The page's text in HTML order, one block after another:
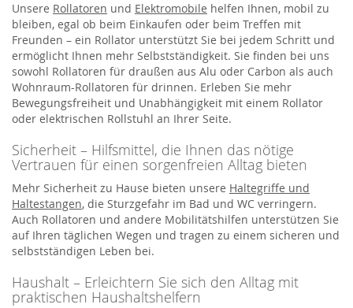
Unsere Rollatoren und Elektromobile helfen Ihnen, mobil zu
bleiben, egal ob beim Einkaufen oder beim Treffen mit
Freunden – ein Rollator unterstützt Sie bei jedem Schritt und
ermöglicht Ihnen mehr Selbstständigkeit. Sie finden bei uns
sowohl Rollatoren für draußen aus Alu oder Carbon als auch
Wohnraum-Rollatoren für drinnen. Erleben Sie mehr
Bewegungsfreiheit und Unabhängigkeit mit einem Rollator
oder elektrischen Rollstuhl an Ihrer Seite.
Sicherheit – Hilfsmittel, die Ihnen das nötige
Vertrauen für einen sorgenfreien Alltag bieten
Mehr Sicherheit zu Hause bieten unsere Haltegriffe und
Haltestangen, die Sturzgefahr im Bad und WC verringern.
Auch Rollatoren und andere Mobilitätshilfen unterstützen Sie
auf Ihren täglichen Wegen und tragen zu einem sicheren und
selbstständigen Leben bei.
Haushalt – Erleichtern Sie sich den Alltag mit
praktischen Haushaltshelfern